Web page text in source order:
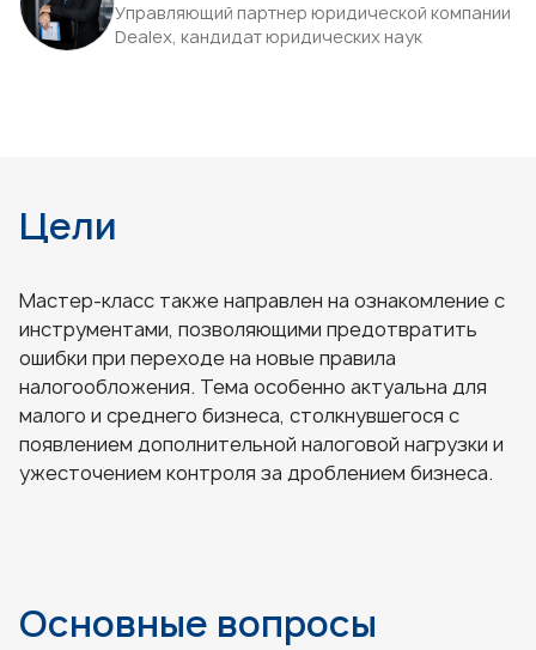
Управляющий партнер юридической компании
Dealex, кандидат юридических наук
Цели
Мастер-класс также направлен на ознакомление с
инструментами, позволяющими предотвратить
ошибки при переходе на новые правила
налогообложения. Тема особенно актуальна для
малого и среднего бизнеса, столкнувшегося с
появлением дополнительной налоговой нагрузки и
ужесточением контроля за дроблением бизнеса.
Основные вопросы